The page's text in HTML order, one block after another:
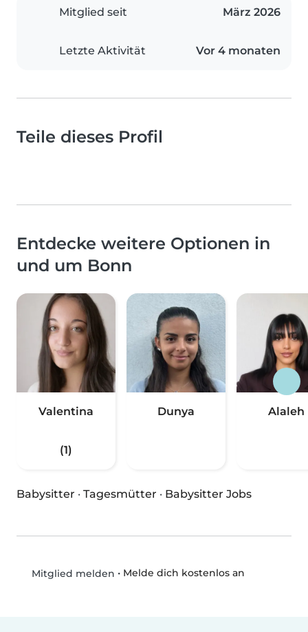
Mitglied seit März 2026
Letzte Aktivität Vor 4 monaten
Teile dieses Profil
Entdecke weitere Optionen in
und um Bonn
Valentina
(1)
Dunya Alaleh
Babysitter · Tagesmütter · Babysitter Jobs
Mitglied melden • Melde dich kostenlos an